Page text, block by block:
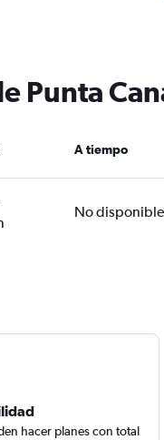
Punta
A tiempo
No disponible
hacer planes con total